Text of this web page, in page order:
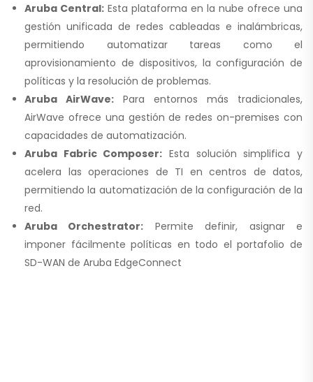
Aruba Central: Esta plataforma en la nube ofrece una
gestión unificada de redes cableadas e inalámbricas,
permitiendo automatizar tareas como el
aprovisionamiento de dispositivos, la configuración de
políticas y la resolución de problemas.
Aruba AirWave: Para entornos más tradicionales,
AirWave ofrece una gestión de redes on-premises con
capacidades de automatización.
Aruba Fabric Composer: Esta solución simplifica y
acelera las operaciones de TI en centros de datos,
permitiendo la automatización de la configuración de la
red.
Aruba Orchestrator: Permite definir, asignar e
imponer fácilmente políticas en todo el portafolio de
SD-WAN de Aruba EdgeConnect